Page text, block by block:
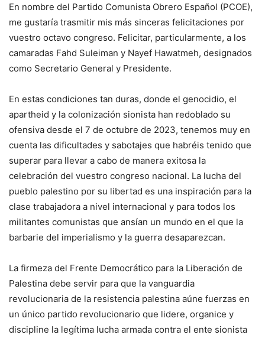
En nombre del Partido Comunista Obrero Español (PCOE),
me gustaría trasmitir mis más sinceras felicitaciones por
vuestro octavo congreso. Felicitar, particularmente, a los
camaradas Fahd Suleiman y Nayef Hawatmeh, designados
como Secretario General y Presidente.
En estas condiciones tan duras, donde el genocidio, el
apartheid y la colonización sionista han redoblado su
ofensiva desde el 7 de octubre de 2023, tenemos muy en
cuenta las dificultades y sabotajes que habréis tenido que
superar para llevar a cabo de manera exitosa la
celebración del vuestro congreso nacional. La lucha del
pueblo palestino por su libertad es una inspiración para la
clase trabajadora a nivel internacional y para todos los
militantes comunistas que ansían un mundo en el que la
barbarie del imperialismo y la guerra desaparezcan.
La firmeza del Frente Democrático para la Liberación de
Palestina debe servir para que la vanguardia
revolucionaria de la resistencia palestina aúne fuerzas en
un único partido revolucionario que lidere, organice y
discipline la legítima lucha armada contra el ente sionista